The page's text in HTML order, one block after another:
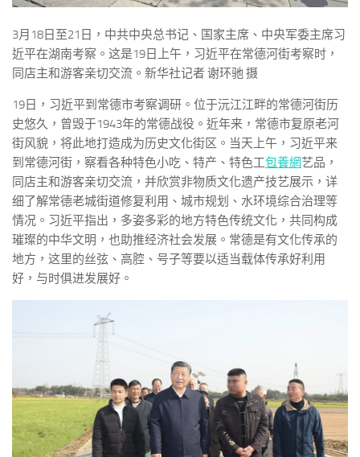
3月18日至21日，中共中央总书记、国家主席、中央军委主席习
近平在湖南考察。这是19日上午，习近平在常德河街考察时，
同店主和游客亲切交流。新华社记者 谢环驰 摄
19日，习近平到常德市考察调研。位于沅江江畔的常德河街历
史悠久，曾毁于1943年的常德战役。近年来，常德市复原老河
街风貌，将此地打造成为历史文化街区。当天上午，习近平来
到常德河街，察看各种特色小吃、特产、特色工包養網艺品，
同店主和游客亲切交流，并欣赏非物质文化遗产技艺展示，详
细了解常德老城街道修复利用、城市规划、水环境综合治理等
情况。习近平指出，多姿多彩的地方特色传统文化，共同构成
璀璨的中华文明，也助推经济社会发展。常德是有文化传承的
地方，这里的丝弦、高腔、号子等要以适当载体传承好利用
好，与时俱进发展好。